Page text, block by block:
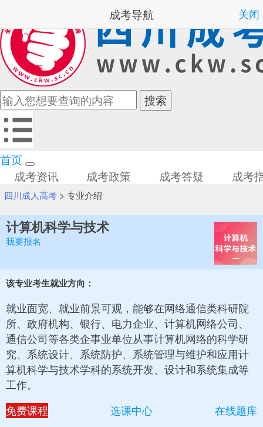
首页
成考资讯
成考政策 成考答疑 成考
四川成人高考> 专业介绍
计算机科学与技术
我要报名
该专业考生就业方向：
就业面宽、就业前景可观，能够在网络通信类科研院
所、政府机构、银行、电力企业、计算机网络公司、
通信公司等各类企事业单位从事计算机网络的科学研
究、系统设计、系统防护、系统管理与维护和应用计
算机科学与技术学科的系统开发、设计和系统集成等
工作。
免费课程
选课中心 在线题库
成考导航 关闭